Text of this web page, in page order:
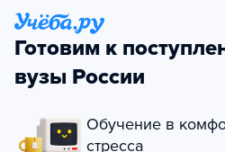
Готовим к
вузы России
Обучение в
стресса